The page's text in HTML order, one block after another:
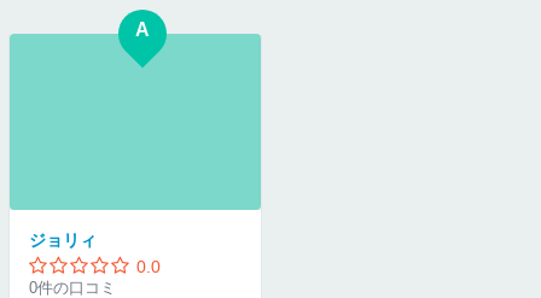
A
ジョリィ
0.0
0件の口コミ